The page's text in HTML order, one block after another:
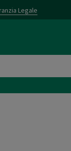
Legale